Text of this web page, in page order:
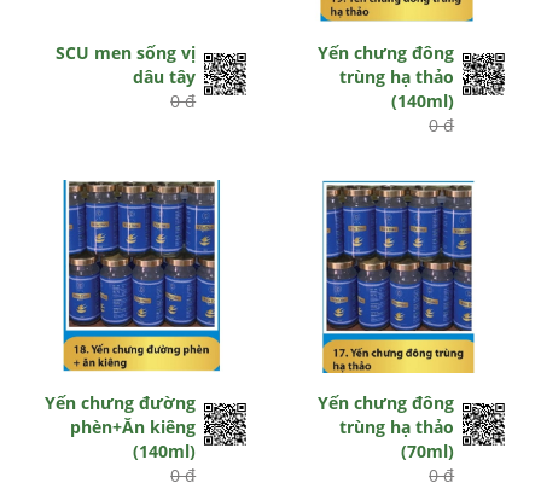
SCU men sống vị
dâu tây
0 đ
Yến chưng đông
trùng hạ thảo
(140ml)
0 đ
Yến chưng đường
phèn+Ăn kiêng
(140ml)
0 đ
Yến chưng đông
trùng hạ thảo
(70ml)
0 đ